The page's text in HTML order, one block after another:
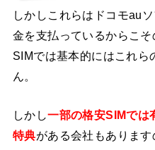
しかしこれらはドコモau
金を支払っているからこ
SIMでは基本的にはこれ
ん。
しかし一部の格安SIMでは
特典がある会社もありま